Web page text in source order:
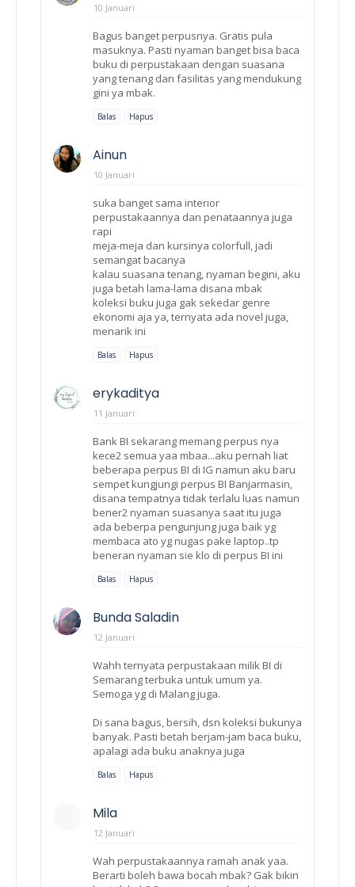
10 Januari
Bagus banget perpusnya. Gratis pula
masuknya. Pasti nyaman banget bisa baca
buku di perpustakaan dengan suasana
yang tenang dan fasilitas yang mendukung
gini ya mbak.
Balas Hapus
Ainun
10 Januari
suka banget sama interior
perpustakaannya dan penataannya juga
rapi
meja-meja dan kursinya colorfull, jadi
semangat bacanya
kalau suasana tenang, nyaman begini, aku
juga betah lama-lama disana mbak
koleksi buku juga gak sekedar genre
ekonomi aja ya, ternyata ada novel juga,
menarik ini
Balas Hapus
erykaditya
11 Januari
Bank BI sekarang memang perpus nya
kece2 semua yaa mbaa...aku pernah liat
beberapa perpus BI di IG namun aku baru
sempet kungjungi perpus BI Banjarmasin,
disana tempatnya tidak terlalu luas namun
bener2 nyaman suasanya saat itu juga
ada beberpa pengunjung juga baik yg
membaca ato yg nugas pake laptop..tp
beneran nyaman sie klo di perpus BI ini
Balas Hapus
Bunda Saladin
12 Januari
Wahh ternyata perpustakaan milik BI di
Semarang terbuka untuk umum ya.
Semoga yg di Malang juga.
Di sana bagus, bersih, dsn koleksi bukunya
banyak. Pasti betah berjam-jam baca buku,
apalagi ada buku anaknya juga
Balas Hapus
Mila
12 Januari
Wah perpustakaannya ramah anak yaa.
Berarti boleh bawa bocah mbak? Gak bikin